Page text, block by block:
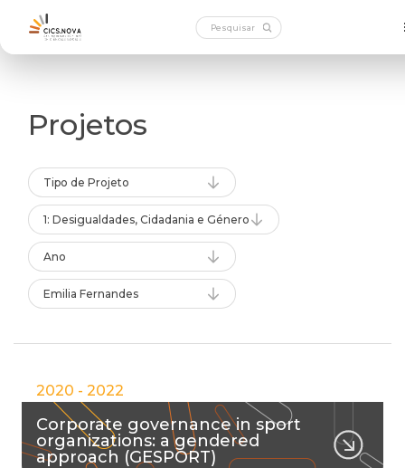
Projetos
Tipo de Projeto
1: Desigualdades, Cidadania e Género
Ano
Emilia Fernandes
2020 - 2022
Corporate governance in sport
organizations: a gendered
approach (GESPORT)